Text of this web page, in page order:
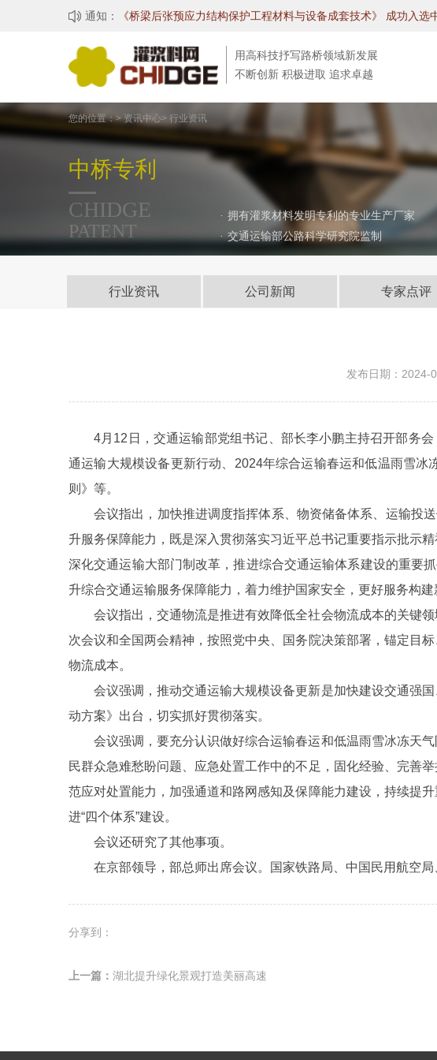
 通知：
用高科技抒写路桥领域新发展
不断创新 积极进取 追求卓越
您的位置：> 资讯中心> 行业资讯
中桥专利
CHIDGE
PATENT
· 拥有灌浆材料发明专利的专业生产厂家
· 交通运输部公路科学研究院监制
行业资讯 公司新闻 专家点评
发布日期：2024-
4月12日，交通运输部党组书记、部长李小鹏主持召开部务
通运输大规模设备更新行动、2024年综合运输春运和低温雨雪
则》等。
会议指出，加快推进调度指挥体系、物资储备体系、运输投
升服务保障能力，既是深入贯彻落实习近平总书记重要指示批示
深化交通运输大部门制改革，推进综合交通运输体系建设的重要
升综合交通运输服务保障能力，着力维护国家安全，更好服务构建
会议指出，交通物流是推进有效降低全社会物流成本的关键
次会议和全国两会精神，按照党中央、国务院决策部署，锚定目
物流成本。
会议强调，推动交通运输大规模设备更新是加快建设交通强
动方案》出台，切实抓好贯彻落实。
会议强调，要充分认识做好综合运输春运和低温雨雪冰冻天
民群众急难愁盼问题、应急处置工作中的不足，固化经验、完善
范应对处置能力，加强通道和路网感知及保障能力建设，持续提
进“四个体系”建设。
会议还研究了其他事项。
在京部领导，部总师出席会议。国家铁路局、中国民用航空
分享到：
上一篇： 湖北提升绿化景观打造美丽高速